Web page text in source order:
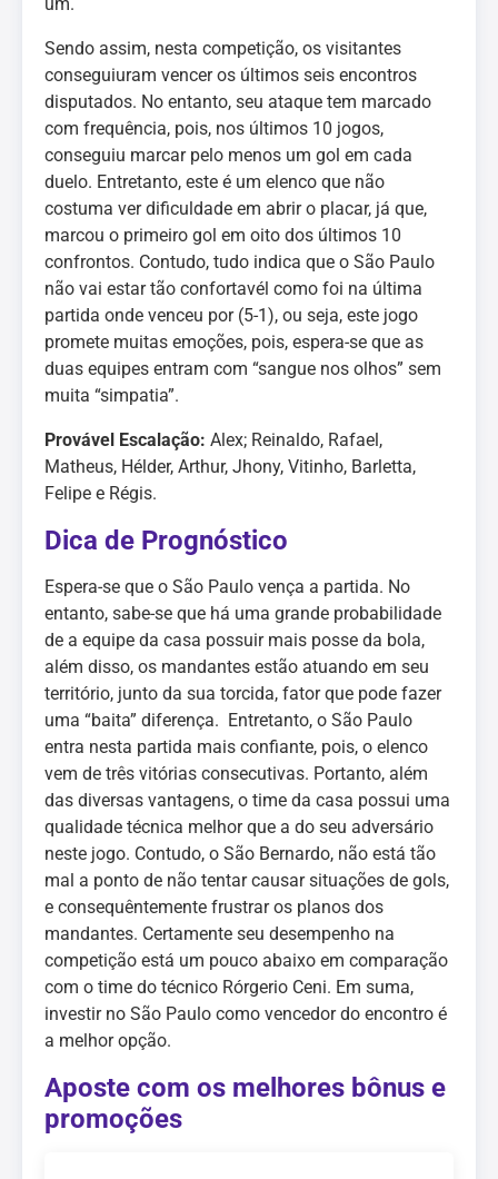
Sendo assim, nesta competição, os visitantes
conseguiuram vencer os últimos seis encontros
disputados. No entanto, seu ataque tem marcado
com frequência, pois, nos últimos 10 jogos,
conseguiu marcar pelo menos um gol em cada
duelo. Entretanto, este é um elenco que não
costuma ver dificuldade em abrir o placar, já que,
marcou o primeiro gol em oito dos últimos 10
confrontos. Contudo, tudo indica que o São Paulo
não vai estar tão confortavél como foi na última
partida onde venceu por (5-1), ou seja, este jogo
promete muitas emoções, pois, espera-se que as
duas equipes entram com “sangue nos olhos” sem
muita “simpatia”.
Provável Escalação: Alex; Reinaldo, Rafael,
Matheus, Hélder, Arthur, Jhony, Vitinho, Barletta,
Felipe e Régis.
Dica de Prognóstico
Espera-se que o São Paulo vença a partida. No
entanto, sabe-se que há uma grande probabilidade
de a equipe da casa possuir mais posse da bola,
além disso, os mandantes estão atuando em seu
território, junto da sua torcida, fator que pode fazer
uma “baita” diferença. Entretanto, o São Paulo
entra nesta partida mais confiante, pois, o elenco
vem de três vitórias consecutivas. Portanto, além
das diversas vantagens, o time da casa possui uma
qualidade técnica melhor que a do seu adversário
neste jogo. Contudo, o São Bernardo, não está tão
mal a ponto de não tentar causar situações de gols,
e consequêntemente frustrar os planos dos
mandantes. Certamente seu desempenho na
competição está um pouco abaixo em comparação
com o time do técnico Rórgerio Ceni. Em suma,
investir no São Paulo como vencedor do encontro é
a melhor opção.
Aposte com os melhores bônus e
promoções